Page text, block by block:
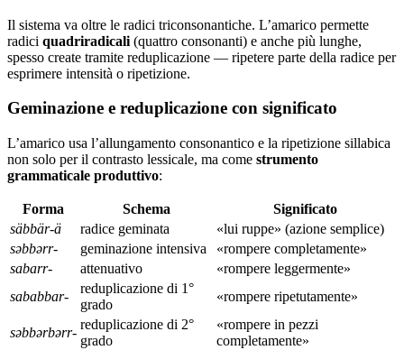
Il sistema va oltre le radici triconsonantiche. L’amarico permette
radici quadriradicali (quattro consonanti) e anche più lunghe,
spesso create tramite reduplicazione — ripetere parte della radice per
esprimere intensità o ripetizione.
Geminazione e reduplicazione con significato
L’amarico usa l’allungamento consonantico e la ripetizione sillabica
non solo per il contrasto lessicale, ma come strumento
grammaticale produttivo:
Forma Schema
Significato
säbbär-ä
radice geminata
«lui ruppe» (azione semplice)
səbbərr-
geminazione intensiva
«rompere completamente»
sabarr-
attenuativo
«rompere leggermente»
sababbar-
reduplicazione di 1°
grado
«rompere ripetutamente»
səbbərbərr-
reduplicazione di 2°
grado
«rompere in pezzi
completamente»